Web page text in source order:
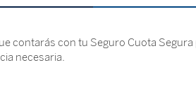
contarás con tu Seguro Cuota Segura
necesaria.